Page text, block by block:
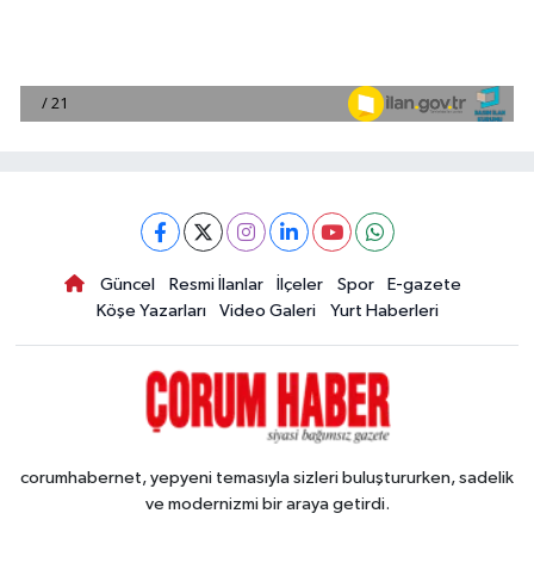
Güncel Resmi İlanlar İlçeler Spor
E-gazete
Köşe Yazarları
Video Galeri Yurt Haberleri
corumhabernet, yepyeni temasıyla sizleri buluştururken, sadelik
ve modernizmi bir araya getirdi.